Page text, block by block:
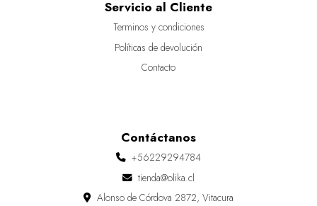
Servicio al Cliente
Terminos y condiciones
Políticas de devolución
Contacto
Contáctanos
+56229294784
tienda@olika.cl
Alonso de Córdova 2872, Vitacura